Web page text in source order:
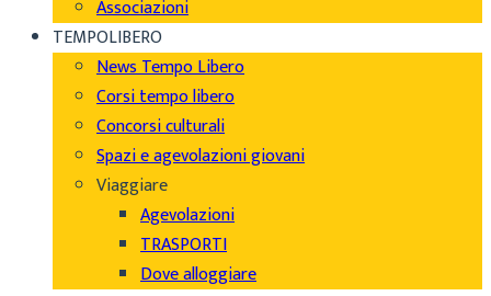
Associazioni
TEMPOLIBERO
News Tempo Libero
Corsi tempo libero
Concorsi culturali
Spazi e agevolazioni giovani
Viaggiare
Agevolazioni
TRASPORTI
Dove alloggiare